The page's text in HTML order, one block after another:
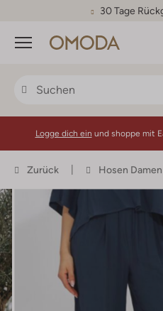
30 Tage
Menü
Logge dich ein und shoppe mit
Zurück Hosen Damen